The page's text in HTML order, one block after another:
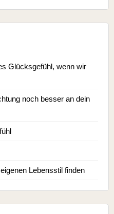
Glücksgefühl, wenn wir
noch besser an dein
Lebensstil finden